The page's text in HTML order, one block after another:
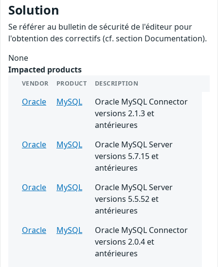
Solution
Se référer au bulletin de sécurité de l'éditeur pour
l'obtention des correctifs (cf. section Documentation).
None
Impacted products
VENDOR PRODUCT DESCRIPTION
Oracle MySQL
Oracle MySQL Connector
versions 2.1.3 et
antérieures
Oracle
MySQL
Oracle MySQL Server
versions 5.7.15 et
antérieures
Oracle
MySQL
Oracle MySQL Server
versions 5.5.52 et
antérieures
Oracle
MySQL
Oracle MySQL Connector
versions 2.0.4 et
antérieures